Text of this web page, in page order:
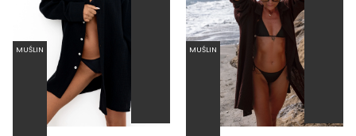
MUŚLIN MUŚLIN